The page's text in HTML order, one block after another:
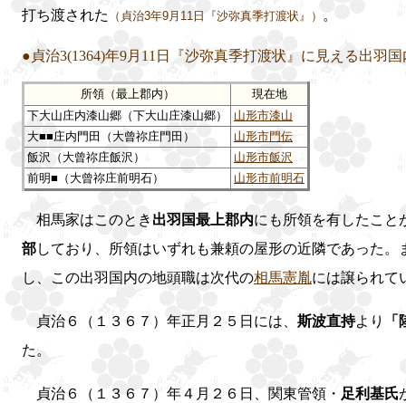
打ち渡された
（貞治3年9月11日『沙弥真季打渡状』） 。
●貞治3(1364)年9月11日『沙弥真季打渡状』に見える出羽
所領（最上郡内）
現在地
下大山庄内漆山郷（下大山庄漆山郷）
山形市漆山
大■■庄内門田（大曾祢庄門田）
山形市門伝
飯沢（大曾祢庄飯沢）
山形市飯沢
前明■（大曾祢庄前明石）
山形市前明石
相馬家はこのとき 出羽国最上郡内にも所領を有したこと
部しており、所領はいずれも兼頼の屋形の近隣であった。
し、この出羽国内の地頭職は次代の相馬憲胤には譲られて
貞治６（１３６７）年正月２５日には、 斯波直持より
た。
貞治６（１３６７）年４月２６日、関東管領・ 足利基氏